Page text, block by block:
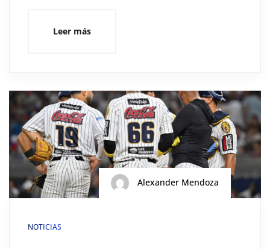
Leer más
Alexander Mendoza
NOTICIAS